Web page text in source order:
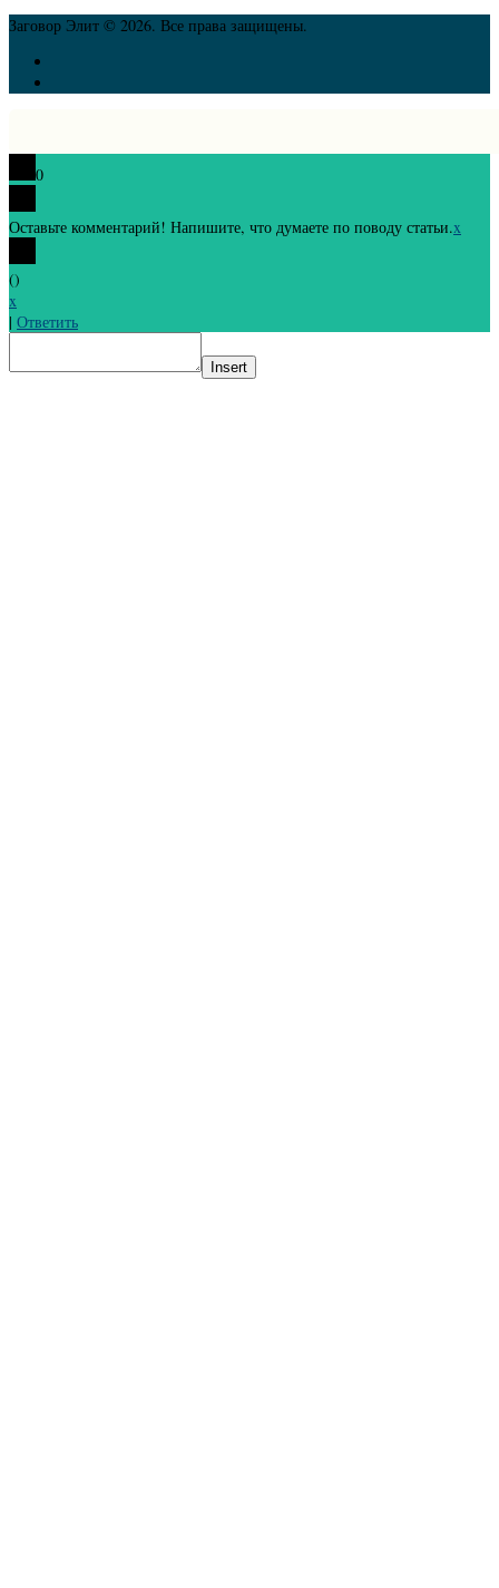
Заговор Элит © 2026. Все права защищены.
0
Оставьте комментарий! Напишите, что думаете по поводу статьи.x
()
x
| Ответить
Insert